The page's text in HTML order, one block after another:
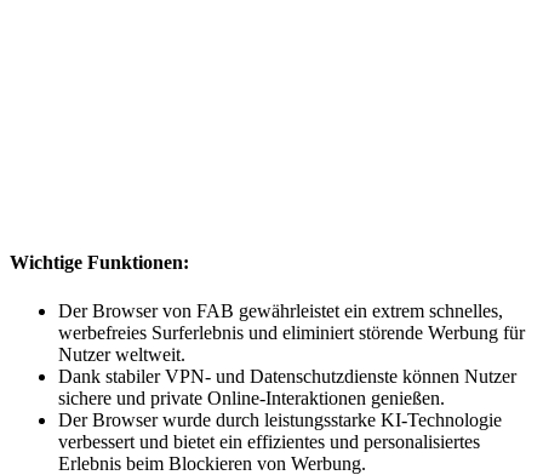
Wichtige Funktionen:
Der Browser von FAB gewährleistet ein extrem schnelles,
werbefreies Surferlebnis und eliminiert störende Werbung für
Nutzer weltweit.
Dank stabiler VPN- und Datenschutzdienste können Nutzer
sichere und private Online-Interaktionen genießen.
Der Browser wurde durch leistungsstarke KI-Technologie
verbessert und bietet ein effizientes und personalisiertes
Erlebnis beim Blockieren von Werbung.